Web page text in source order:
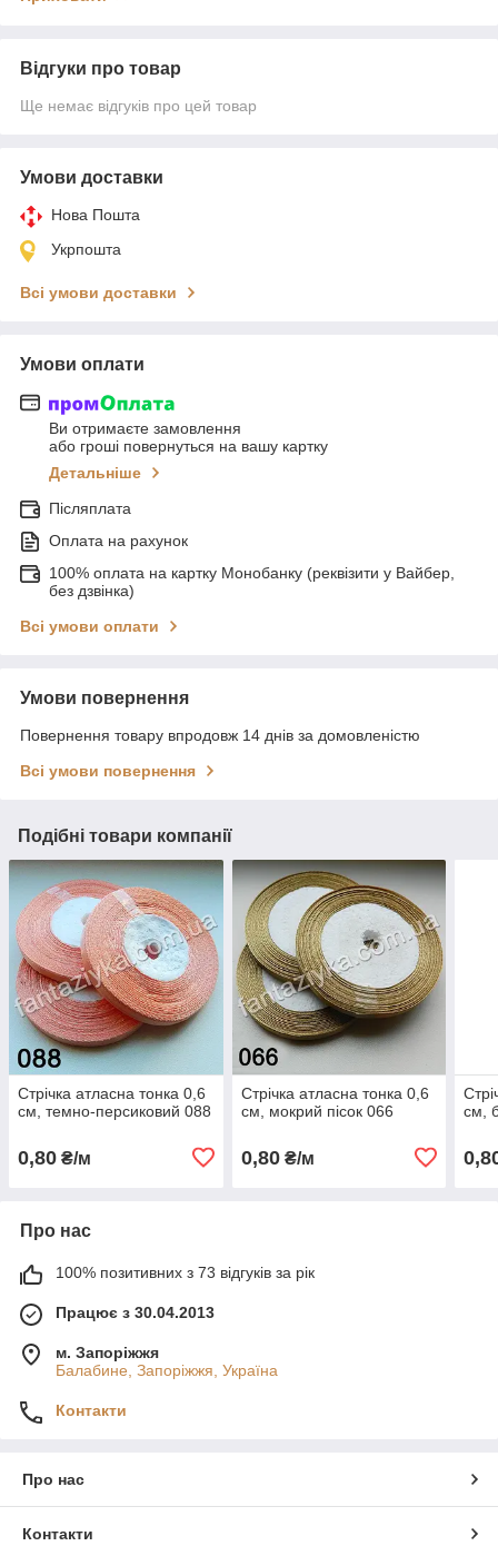
Відгуки про товар
Ще немає відгуків про цей товар
Умови доставки
Нова Пошта
Укрпошта
Всі умови доставки
Умови оплати
Ви отримаєте замовлення
або гроші повернуться на вашу картку
Детальніше
Післяплата
Оплата на рахунок
100% оплата на картку Монобанку (реквізити у Вайбер,
без дзвінка)
Всі умови оплати
Умови повернення
Повернення товару впродовж 14 днів за домовленістю
Всі умови повернення
Подібні товари компанії
Стрічка атласна тонка 0,6
см, темно-персиковий 088
0,80 ₴/м
Стрічка атласна тонка 0,6
см, мокрий пісок 066
0,80₴/м
см,
Про нас
100% позитивних з 73 відгуків за рік
Працює з 30.04.2013
м. Запоріжжя
Балабине, Запоріжжя, Україна
Контакти
Про нас
Контакти